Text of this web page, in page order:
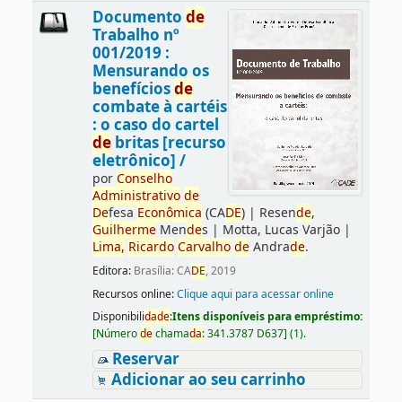
Documento de
Trabalho nº
001/2019 :
Mensurando os
benefíciosde
combate à cartéis
: o caso do cartel
debritas [recurso
eletrônico] /
porConselho
Administrativo de
Defesa Econômica (CADE)| Resende,
GuilhermeMendes | Motta, Lucas Varjão|
Lima, Ricardo Carvalho deAndrade.
Editora: Brasília: CADE, 2019
Recursos online:Clique aqui para acessar online
Disponibilidade:Itens disponíveis para empréstimo:
[Númerodechamada:341.3787 D637] (1).
Reservar
Adicionar ao seu carrinho